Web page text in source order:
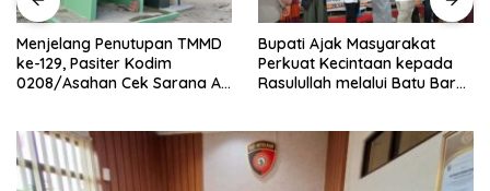
Bupati Ajak Masyarakat
Perkuat Kecintaan kepada
Rasulullah melalui Batu Bara
Abaikan Hari Libur, Pasiter
Kodim 0208/Asahan Kontrol
Renovasi MCK Mushollah Al